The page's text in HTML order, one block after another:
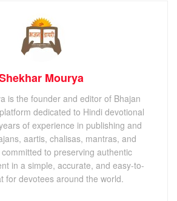
Mourya
is the founder and editor of Bhajan
dedicated to Hindi devotional
of experience in publishing and
aartis, chalisas, mantras, and
to preserving authentic
in a simple, accurate, and easy-to-
for devotees around the world.